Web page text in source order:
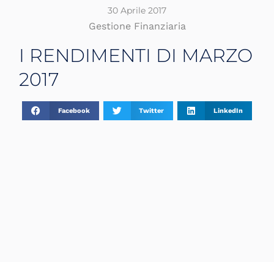
30 Aprile 2017
Gestione Finanziaria
I RENDIMENTI DI MARZO
2017
Facebook Twitter LinkedIn